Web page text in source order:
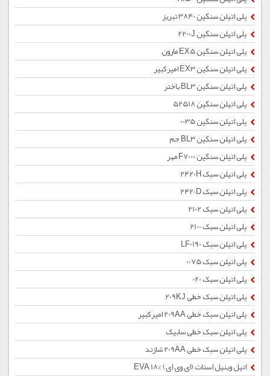
پلی اتیلن سنگین 3840 تبریز
پلی اتیلن سنگین 2200J
پلی اتیلن سنگین EX5 مارون
پلی اتیلن سنگین EX3 امیرکبیر
پلی اتیلن سنگین BL3 باختر
پلی اتیلن سنگین 52518
پلی اتیلن سنگین 0035
پلی اتیلن سنگین BL3 جم
پلی اتیلن سنگین F7000 مهر
پلی اتیلن سبک 2420H
پلی اتیلن سبک 2420D
پلی اتیلن سبک 2102
پلی اتیلن سبک 2100
پلی اتیلن سبک LF0190
پلی اتیلن سبک 0075
پلی اتیلن سبک 020
پلی اتیلن سبک خطی 209KJ
پلی اتیلن سبک خطی 209AA امیرکبیر
پلی اتیلن سبک خطی سابیک
پلی اتیلن سبک خطی 209AA شازند
اتیل وینیل استات (ای وی ای) %EVA 18